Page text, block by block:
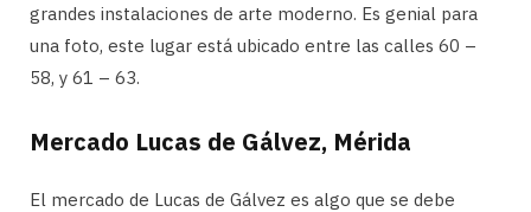
grandes instalaciones de arte moderno. Es genial para
una foto, este lugar está ubicado entre las calles 60 –
58, y 61 – 63.
Mercado Lucas de Gálvez, Mérida
El mercado de Lucas de Gálvez es algo que se debe